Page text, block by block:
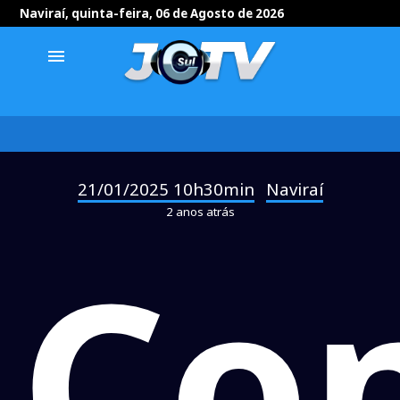
Naviraí, quinta-feira, 06 de Agosto de 2026
menu
21/01/2025 10h30min Naviraí
2 anos atrás